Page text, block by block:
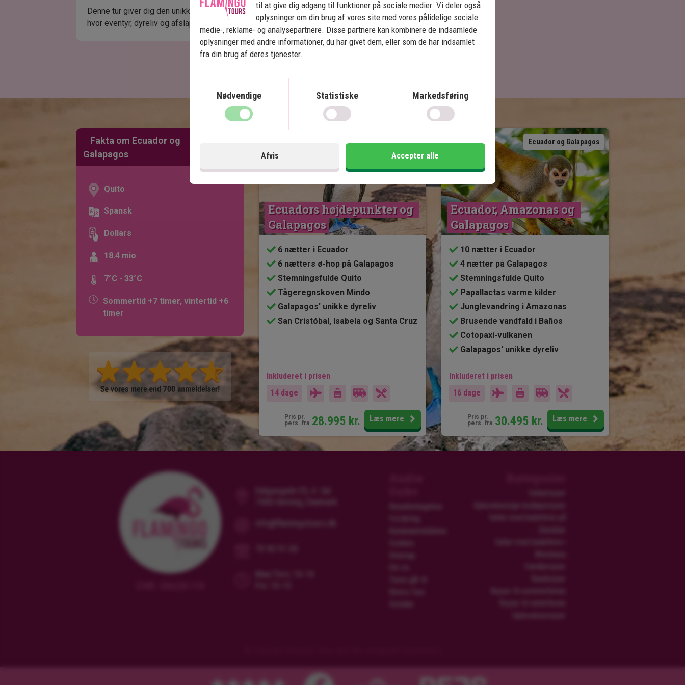
Denne tur giver dig den unikke mulighed for at opleve to fantastiske havøkosystemer på én dag,
hvor eventyr, dyreliv og afslapning går op i en højere enhed midt i Galápagos’ betagende natur.
Fakta om Ecuador og
Galapagos
Quito
Spansk
Dollars
18.4 mio
7°C - 33°C
Sommertid +7 timer, vintertid +6
timer
Ecuador og Galapagos
Ecuadors højdepunkter og
Galapagos
6 nætter i Ecuador
6 nætters ø-hop på Galapagos
Stemningsfulde Quito
Tågeregnskoven Mindo
Galapagos' unikke dyreliv
San Cristóbal, Isabela og Santa Cruz
Inkluderet i prisen
14 dage
Pris pr.
pers. fra 28.995 kr. Læs mere
Ecuador og Galapagos
Se kort
Ecuador, Amazonas og
Galapagos
10 nætter i Ecuador
4 nætter på Galapagos
Stemningsfulde Quito
Papallactas varme kilder
Junglevandring i Amazonas
Brusende vandfald i Baños
Cotopaxi-vulkanen
Galapagos' unikke dyreliv
Inkluderet i prisen
16 dage
Pris pr.
pers. fra 30.495 kr. Læs mere
til at give dig adgang til funktioner på sociale medier. Vi deler også
oplysninger om din brug af vores site med vores pålidelige sociale
medie-, reklame- og analysepartnere. Disse partnere kan kombinere de indsamlede
oplysninger med andre informationer, du har givet dem, eller som de har indsamlet
fra din brug af deres tjenester.
Nødvendige Statistiske Markedsføring
Afvis Accepter alle